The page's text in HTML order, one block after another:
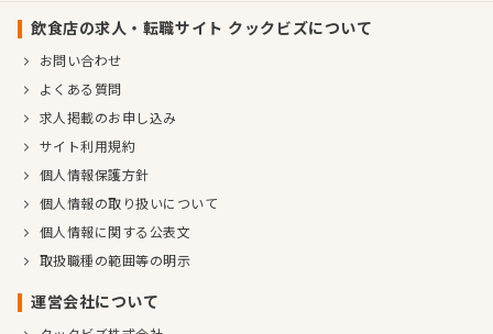
飲食店の求人・転職サイト クックビズについて
お問い合わせ
よくある質問
求人掲載のお申し込み
サイト利用規約
個人情報保護方針
個人情報の取り扱いについて
個人情報に関する公表文
取扱職種の範囲等の明示
運営会社について